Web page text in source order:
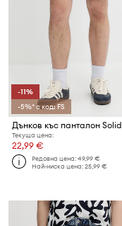
-11%
-5%* с код: FS
Дънков къс панталон Solid
Текуща цена:
22,99 €
Редовна цена:49,99 €
Най-ниска цена:25,99 €